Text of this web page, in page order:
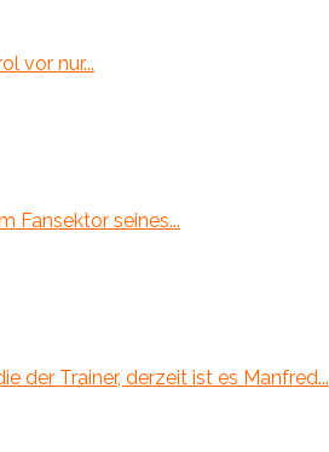
vor nur...
Fansektor seines...
der Trainer, derzeit ist es Manfred...